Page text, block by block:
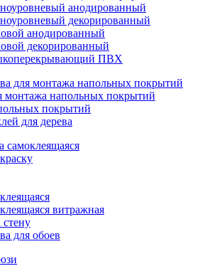
анодированный
декорированный
анодированный
декорированный
ПВХ
для монтажа напольных покрытий
монтажа напольных покрытий
покрытий
для дерева
самоклеящаяся
витражная
для обоев